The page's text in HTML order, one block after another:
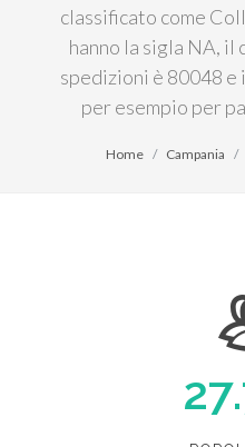
classificato come
hanno la sigla NA, il
spedizioni è 80048
per esempio per
Home Campania